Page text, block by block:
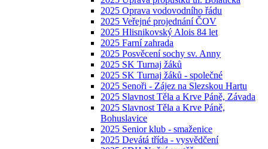
2025 Oprava vodovodního řádu
2025 Veřejné projednání ČOV
2025 Hlisnikovský Alois 84 let
2025 Farní zahrada
2025 Posvěcení sochy sv. Anny
2025 SK Turnaj žáků
2025 SK Turnaj žáků - společné
2025 Senoři - Zájez na Slezskou Hartu
2025 Slavnost Těla a Krve Páně, Závada
2025 Slavnost Těla a Krve Páně,
Bohuslavice
2025 Senior klub - smaženice
2025 Devátá třída - vysvědčení